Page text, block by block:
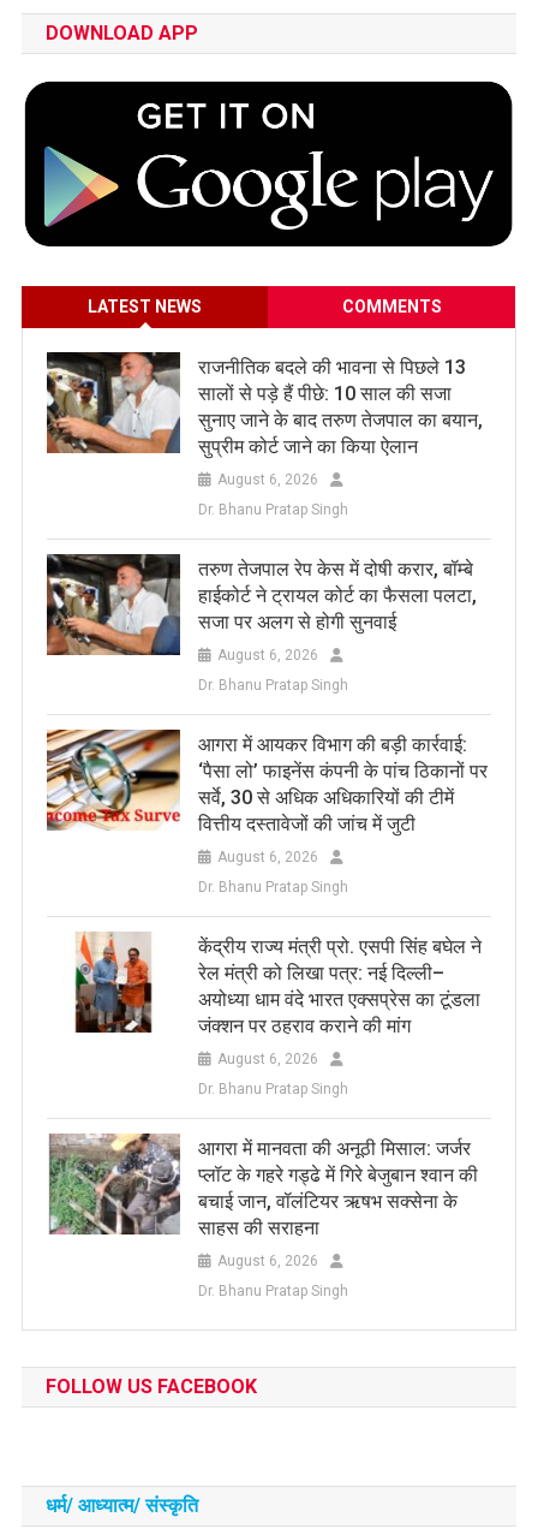
DOWNLOAD APP
LATEST NEWS COMMENTS
राजनीतिक बदले की भावना से पिछले 13
सालों से पड़े हैं पीछे: 10 साल की सजा
सुनाए जाने के बाद तरुण तेजपाल का बयान,
सुप्रीम कोर्ट जाने का किया ऐलान
August 6, 2026
Dr. Bhanu Pratap Singh
तरुण तेजपाल रेप केस में दोषी करार, बॉम्बे
हाईकोर्ट ने ट्रायल कोर्ट का फैसला पलटा,
सजा पर अलग से होगी सुनवाई
August 6, 2026
Dr. Bhanu Pratap Singh
आगरा में आयकर विभाग की बड़ी कार्रवाई:
‘पैसा लो’ फाइनेंस कंपनी के पांच ठिकानों पर
सर्वे, 30 से अधिक अधिकारियों की टीमें
वित्तीय दस्तावेजों की जांच में जुटी
August 6, 2026
Dr. Bhanu Pratap Singh
केंद्रीय राज्य मंत्री प्रो. एसपी सिंह बघेल ने
रेल मंत्री को लिखा पत्र: नई दिल्ली–
अयोध्या धाम वंदे भारत एक्सप्रेस का टूंडला
जंक्शन पर ठहराव कराने की मांग
August 6, 2026
Dr. Bhanu Pratap Singh
आगरा में मानवता की अनूठी मिसाल: जर्जर
प्लॉट के गहरे गड्ढे में गिरे बेजुबान श्वान की
बचाई जान, वॉलंटियर ऋषभ सक्सेना के
साहस की सराहना
August 6, 2026
Dr. Bhanu Pratap Singh
FOLLOW US FACEBOOK
धर्म/ आध्‍यात्‍म/ संस्‍कृति